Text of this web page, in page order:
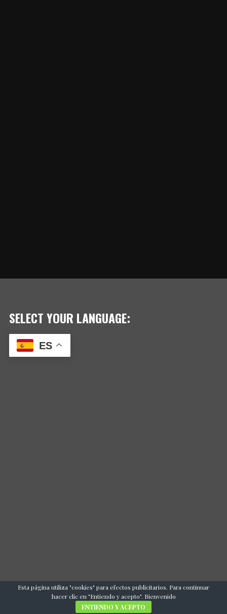
SELECT YOUR LANGUAGE:
ES
Esta página utiliza "cookies" para efectos publicitarios. Para continuar
hacer clic en "Entiendo y acepto". Bienvenido
ENTIENDO Y ACEPTO